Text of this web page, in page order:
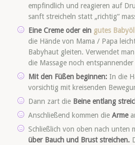
empfindlich und reagieren auf
sanft streicheln statt „richtig“
Eine Creme oder ein gutes Babyöl
die Hände von Mama / Papa
Babyhaut gleiten. Verwendet
die Massage noch
Mit den Füßen beginnen:In die
vorsichtig mit kreisenden
Dann zart die Beine entlang
Anschließend kommen die Arme
Schließlich von oben nach unten
über Bauch und Brust streichen.